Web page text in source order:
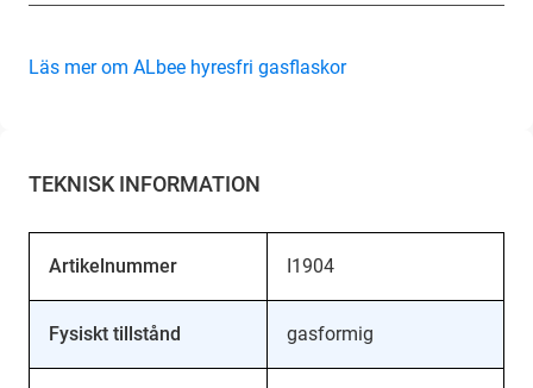
Läs mer om ALbee hyresfri gasflaskor
TEKNISK INFORMATION
Artikelnummer I1904
Fysiskt tillstånd gasformig